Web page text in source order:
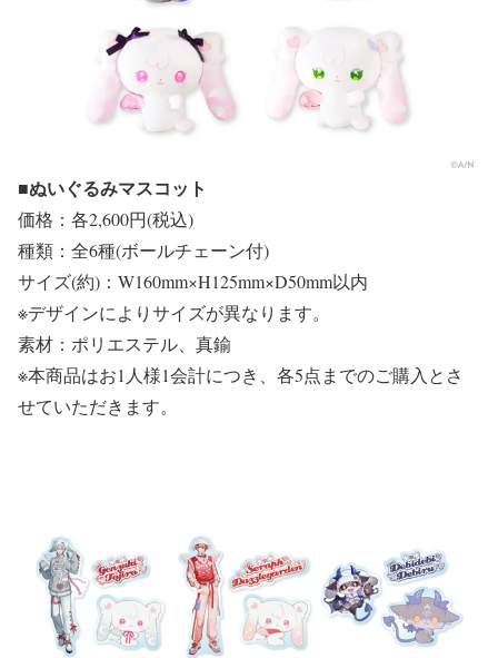
■ぬいぐるみマスコット
価格：各2,600円(税込)
種類：全6種(ボールチェーン付)
サイズ(約)：W160mm×H125mm×D50mm以内
※デザインによりサイズが異なります。
素材：ポリエステル、真鍮
※本商品はお1人様1会計につき、各5点までのご購入とさ
せていただきます。